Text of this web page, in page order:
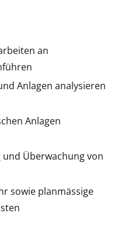
an
Anlagen analysieren
Anlagen
Überwachung von
sowie planmässige